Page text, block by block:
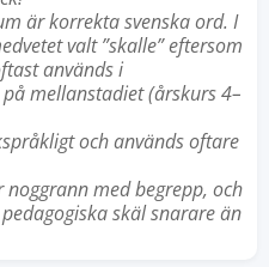
är korrekta svenska ord. I
valt ”skalle” eftersom
används i
mellanstadiet (årskurs 4–
och används oftare
med begrepp, och
skäl snarare än